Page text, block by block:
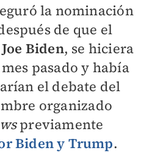
la nominación
de que el
Joe Biden, se hiciera
pasado y había
el debate del
organizado
previamente
Biden y Trump.